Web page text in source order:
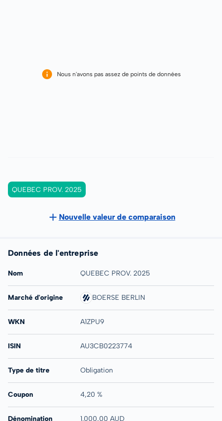
Nous n'avons pas assez de points de données
QUEBEC PROV. 2025
Nouvelle valeur de comparaison
Données de l'entreprise
Nom QUEBEC PROV. 2025
Marché d'origine BOERSE BERLIN
WKN A1ZPU9
ISIN AU3CB0223774
Type de titre Obligation
Coupon 4,20 %
Dénomination 1.000,00 AUD